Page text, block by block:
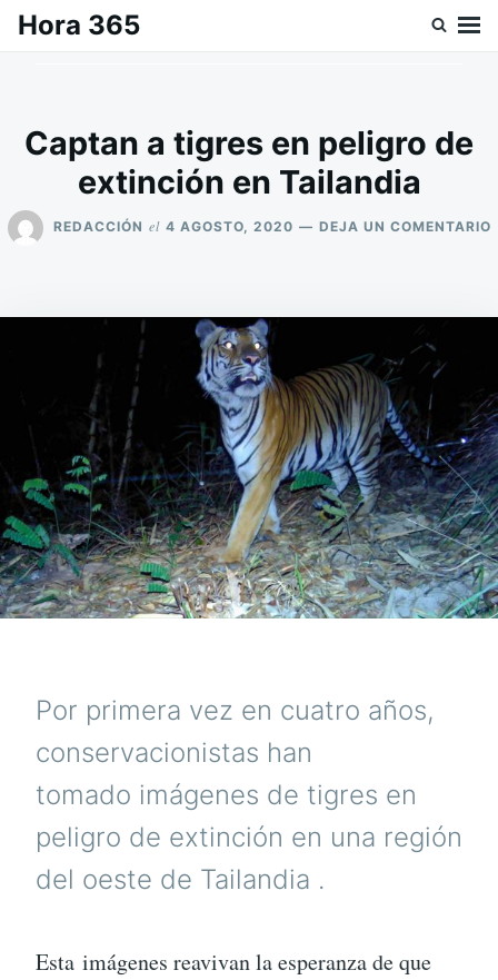
SaltarBuscar:
Hora 365
Captan a tigres en peligro de
extinción en Tailandia
REDACCIÓN el 4 AGOSTO, 2020 DEJA UN COMENTARIO
Por primera vez en cuatro años,
conservacionistas han
tomado imágenes de tigres en
peligro de extinción en una región
del oeste de Tailandia .
Esta imágenes reavivan la esperanza de que